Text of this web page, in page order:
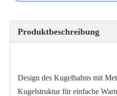
Produktbeschreibung
Design des Kugelhahns mit
Kugelstruktur für einfache